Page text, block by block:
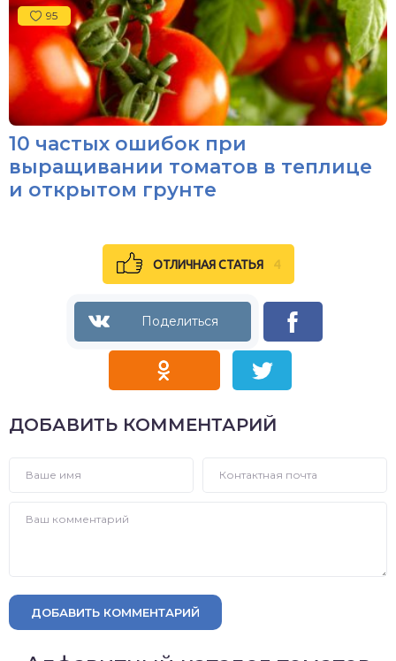
95
10 частых ошибок при
выращивании томатов в теплице
и открытом грунте
ОТЛИЧНАЯ СТАТЬЯ 4
ДОБАВИТЬ КОММЕНТАРИЙ
ДОБАВИТЬ КОММЕНТАРИЙ